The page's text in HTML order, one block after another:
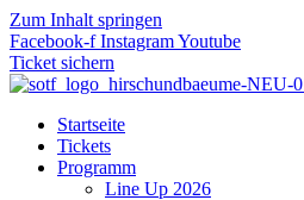
Zum Inhalt springen
Facebook-f InstagramYoutube
Ticket sichern
Startseite
Tickets
Programm
Line Up 2026